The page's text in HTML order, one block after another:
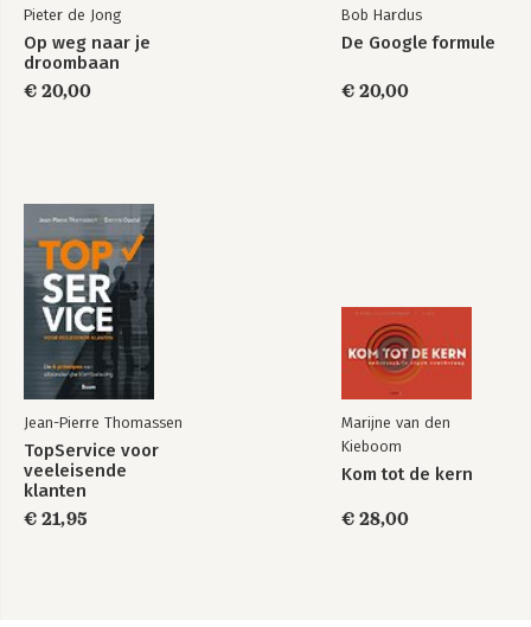
Pieter de Jong
Op weg naar je
droombaan
€ 20,00
Bob Hardus
De Google formule
€ 20,00
Jean-Pierre Thomassen
TopService voor
veeleisende
klanten
€ 21,95
Marijne van den
Kieboom
Kom tot de kern
€ 28,00